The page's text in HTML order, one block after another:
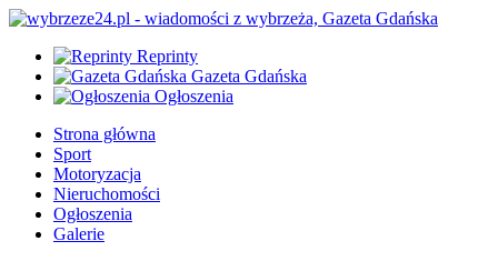
Reprinty
Gazeta Gdańska
Ogłoszenia
Strona główna
Sport
Motoryzacja
Nieruchomości
Ogłoszenia
Galerie